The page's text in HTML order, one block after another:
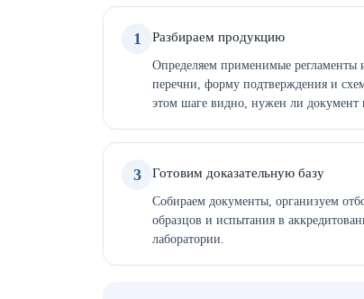
1 Разбираем продукцию
Определяем применимые регламенты
перечни, форму подтверждения и
этом шаге видно, нужен ли документ
3 Готовим доказательную базу
Собираем документы, организуем
образцов и испытания в
лаборатории.